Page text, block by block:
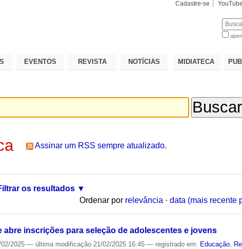
Cadastre-se YouTube
EVENTOS REVISTA NOTÍCIAS MIDIATECA
Assinar um RSS sempre atualizado.
os resultados
Ordenar por relevância · data (mais recente
abre inscrições para seleção de adolescentes e jovens
02/2025— última modificação 21/02/2025 16:45— registrado em: Educação